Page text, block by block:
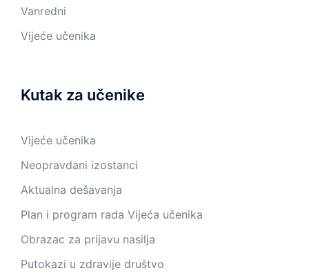
Vanredni
Vijeće učenika
Kutak za učenike
Vijeće učenika
Neopravdani izostanci
Aktualna dešavanja
Plan i program rada Vijeća učenika
Obrazac za prijavu nasilja
Putokazi u zdravije društvo